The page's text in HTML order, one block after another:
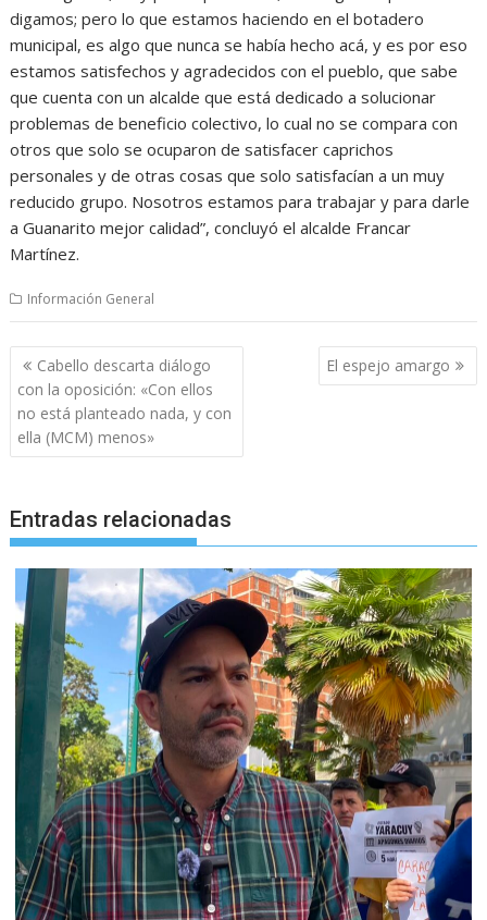
digamos; pero lo que estamos haciendo en el botadero
municipal, es algo que nunca se había hecho acá, y es por eso
estamos satisfechos y agradecidos con el pueblo, que sabe
que cuenta con un alcalde que está dedicado a solucionar
problemas de beneficio colectivo, lo cual no se compara con
otros que solo se ocuparon de satisfacer caprichos
personales y de otras cosas que solo satisfacían a un muy
reducido grupo. Nosotros estamos para trabajar y para darle
a Guanarito mejor calidad”, concluyó el alcalde Francar
Martínez.
Información General
Navegación
de
entradas
Cabello descarta diálogo
con la oposición: «Con ellos
no está planteado nada, y con
ella (MCM) menos»
El espejo amargo
Entradas relacionadas